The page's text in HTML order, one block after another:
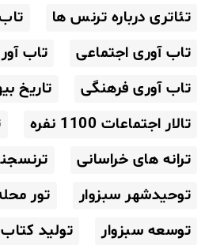
تئاتری درباره ترنس ها
تاب آوری اجتماعی
تاب
تاب آوری فرهنگی
تاریخ
تالار اجتماعات 1100 نفره
ترانه های خراسانی
توحیدشهر سبزوار
تور
توسعه سبزوار
تولید